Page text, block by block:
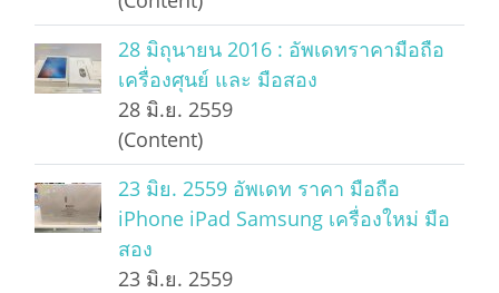
28 มิถุนายน 2016 : อัพเดทราคามือถือ
เครื่องศุนย์ และ มือสอง
28 มิ.ย. 2559
(Content)
23 มิย. 2559 อัพเดท ราคา มือถือ
iPhone iPad Samsung เครื่องใหม่ มือ
สอง
23 มิ.ย. 2559